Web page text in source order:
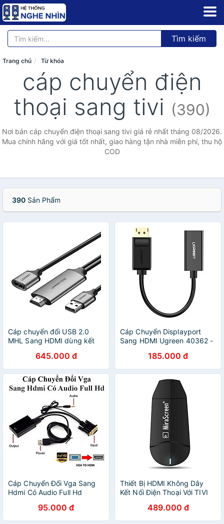
Tìm kiếm
Trang chủ Từ khóa
cáp chuyển điện
thoại sang tivi (390)
Nơi bán cáp chuyển điện thoại sang tivi giá rẻ nhất tháng 08/2026.
Mua chính hãng với giá tốt nhất, giao hàng tận nhà miễn phí, thu hộ
COD
390 Sản Phẩm
Cáp chuyển đổi USB 2.0
MHL Sang HDMI dùng kết
ra Màn Hình, Tivi, Máy Chiếu
dây dài 1.5M màu Xám
Ugreen UNW50291CM151
hàng chính hãng
645.000 đ
Cáp Chuyển Displayport
Sang HDMI Ugreen 40362 -
185.000 đ
Cáp Chuyển Đổi Vga Sang
Hdmi Có Audio Full Hd
95.000 đ
Thiết Bị HDMI Không Dây
Kết Nối Điện Thoại Với TIVI
MiraScreen K6 - Hàng Nhập
Khẩu
489.000 đ